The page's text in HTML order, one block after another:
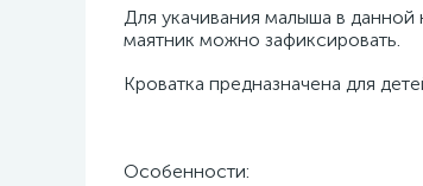
Для укачивания малыша в
маятник можно зафиксировать.
Кроватка предназначена для
Особенности: